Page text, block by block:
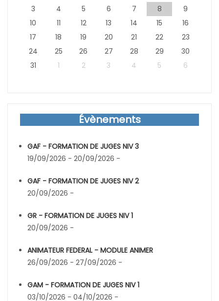
3
4 5 6 7 8
9
10
11 12 13 14 15
16
17
18 19 20 21 22
23
24
25 26 27 28 29
30
31
1 2 3 4 5 6
Évènements
GAF - FORMATION DE JUGES NIV 3
19/09/2026 - 20/09/2026 -
GAF - FORMATION DE JUGES NIV 2
20/09/2026 -
GR - FORMATION DE JUGES NIV 1
20/09/2026 -
ANIMATEUR FEDERAL - MODULE ANIMER
26/09/2026 - 27/09/2026 -
GAM - FORMATION DE JUGES NIV 1
03/10/2026 - 04/10/2026 -